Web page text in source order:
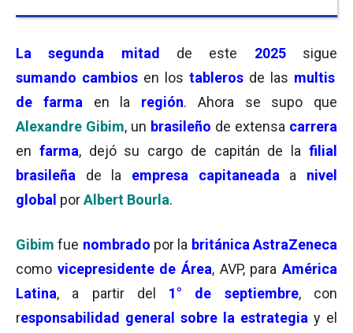
La segunda mitad de este 2025 sigue
sumando cambios en los tableros de las multis
de farma en la región. Ahora se supo que
Alexandre Gibim, un brasileño de extensa carrera
en farma, dejó su cargo de capitán de lafilial
brasileña de la empresa capitaneada a nivel
global porAlbert Bourla.
Gibim fue nombrado por la británica AstraZeneca
como vicepresidente de Área, AVP, para América
Latina, a partir del 1° de septiembre, con
responsabilidad general sobre la estrategia y el